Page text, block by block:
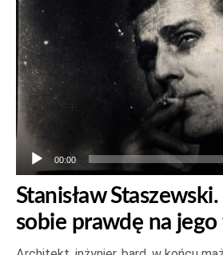
00:00
Stanisław
sobie prawdę na jego